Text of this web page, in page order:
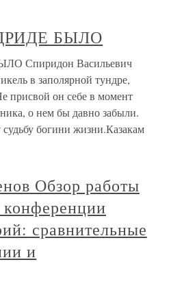
БЫЛО
Спиридон Васильевич
в заполярной тундре,
присвой он себе в момент
о нем бы давно забыли.
богини жизни.Казакам
Обзор работы
сравнительные
и